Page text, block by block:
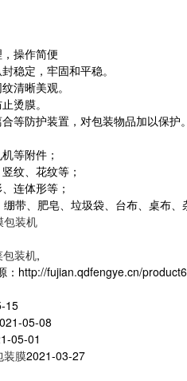
操作简便
稳定，牢固和平稳。
清晰美观。
烫膜。
等防护装置，对包装物品加以保护。
等附件；
纹、花纹等；
连体形等；
带、肥皂、垃圾袋、台布、桌布
包装机
包装机,
：http://fujian.qdfengye.cn/
15
05-08
05-01
装膜2021-03-27